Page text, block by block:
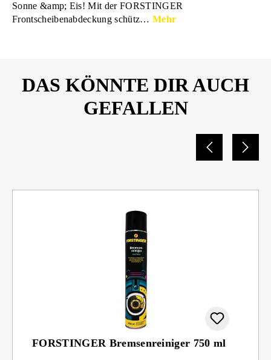
Sonne &amp; Eis! Mit der FORSTINGER
Frontscheibenabdeckung schütz… Mehr
DAS KÖNNTE DIR AUCH
GEFALLEN
FORSTINGER Bremsenreiniger 750 ml